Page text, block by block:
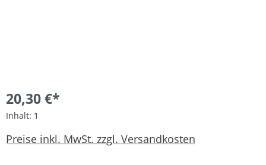
20,30 €*
Inhalt: 1
Preise inkl. MwSt. zzgl. Versandkosten